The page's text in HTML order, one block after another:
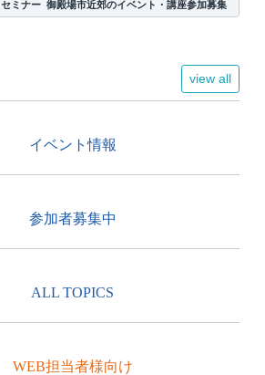
セミナー 御殿場市近郊のイベント・講座参加募集
view all
イベント情報
参加者募集中
ALL TOPICS
WEB担当者様向け